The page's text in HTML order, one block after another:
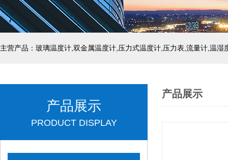
产品展示
PRODUCT DISPLAY
产品展示